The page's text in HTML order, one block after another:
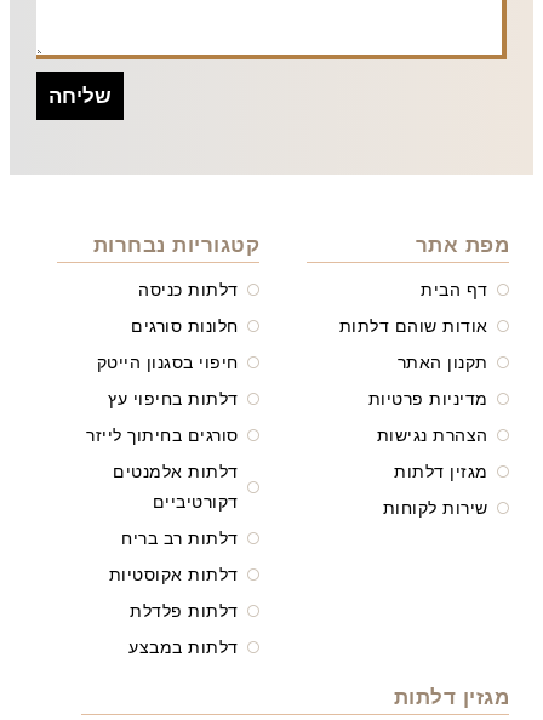
שליחה
מפת אתר
דף הבית
אודות שוהם דלתות
תקנון האתר
מדיניות פרטיות
הצהרת נגישות
מגזין דלתות
שירות לקוחות
קטגוריות נבחרות
דלתות כניסה
חלונות סורגים
חיפוי בסגנון הייטק
דלתות בחיפוי עץ
סורגים בחיתוך לייזר
דלתות אלמנטים
דקורטיביים
דלתות רב בריח
דלתות אקוסטיות
דלתות פלדלת
דלתות במבצע
מגזין דלתות